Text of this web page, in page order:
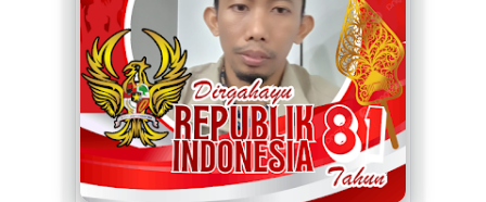
SMA SMK
Jalur Prestasi 30%
Jalur Mutasi 5%
35%